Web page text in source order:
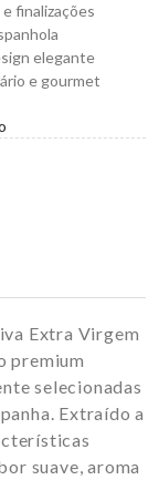
finalizações
elegante
e gourmet
Extra Virgem
premium
selecionadas
Extraído a
suave, aroma